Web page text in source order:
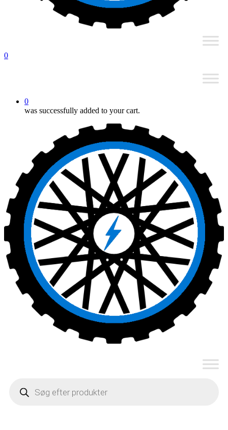
0
0
was successfully added to your cart.
search